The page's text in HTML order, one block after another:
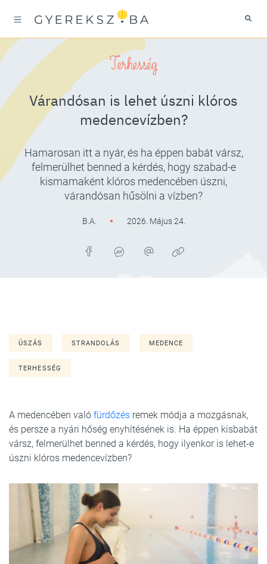
Terhesség
Várandósan is lehet úszni klóros
medencevízben?
Hamarosan itt a nyár, és ha éppen babát vársz,
felmerülhet benned a kérdés, hogy szabad-e
kismamaként klóros medencében úszni,
várandósan hűsölni a vízben?
B.A. 2026. Május 24.
ÚSZÁS STRANDOLÁS MEDENCE
TERHESSÉG
A medencében való fürdőzés remek módja a mozgásnak,
és persze a nyári hőség enyhítésének is. Ha éppen kisbabát
vársz, felmerülhet benned a kérdés, hogy ilyenkor is lehet-e
úszni klóros medencevízben?